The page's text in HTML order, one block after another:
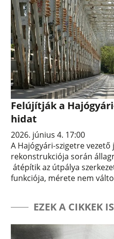
Felújítják a
hidat
2026. június 4. 17:00
A Hajógyári-szigetre
rekonstrukciója során
átépítik az útpálya
funkciója, mérete nem
EZEK A CIKKEK